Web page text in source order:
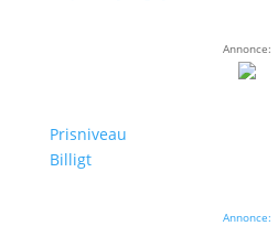
Annonce:
Prisniveau
Billigt
Annonce: